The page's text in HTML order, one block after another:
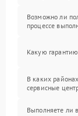
Возможно ли
процессе
Какую
В каких
сервисные
Выполняете ли